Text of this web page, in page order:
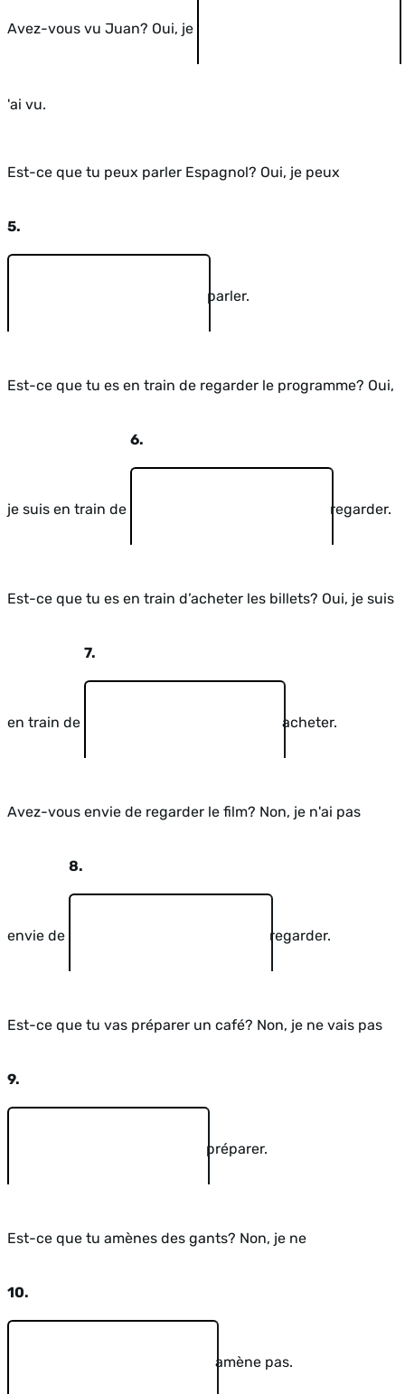
Avez-vous vu Juan? Oui, je
'ai vu.
Est-ce que tu peux parler Espagnol? Oui, je peux
5.
parler.
Est-ce que tu es en train de regarder le programme? Oui,
je suis en train de
6.
regarder.
Est-ce que tu es en train d’acheter les billets? Oui, je suis
en train de
7.
acheter.
Avez-vous envie de regarder le film? Non, je n'ai pas
envie de
8.
regarder.
Est-ce que tu vas préparer un café? Non, je ne vais pas
9.
préparer.
Est-ce que tu amènes des gants? Non, je ne
10.
amène pas.